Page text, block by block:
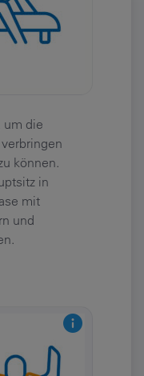
um die
können.
in
mit
und